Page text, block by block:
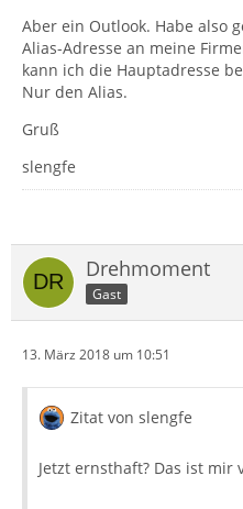
Aber ein Outlook. Habe also
Alias-Adresse an meine
kann ich die Hauptadresse
Nur den Alias.
Gruß
slengfe
Drehmoment
Gast
13. März 2018 um 10:51
Zitat von slengfe
Jetzt ernsthaft? Das ist mir